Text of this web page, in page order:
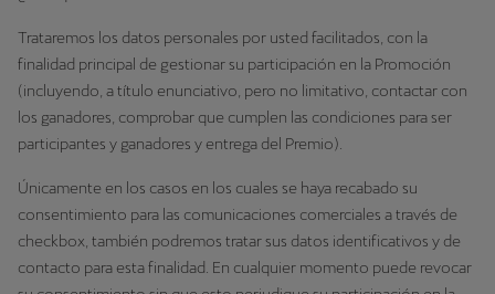
Trataremos los datos personales por usted facilitados, con la
finalidad principal de gestionar su participación en la Promoción
(incluyendo, a título enunciativo, pero no limitativo, contactar con
los ganadores, comprobar que cumplen las condiciones para ser
participantes y ganadores y entrega del Premio).
Únicamente en los casos en los cuales se haya recabado su
consentimiento para las comunicaciones comerciales a través de
checkbox, también podremos tratar sus datos identificativos y de
contacto para esta finalidad. En cualquier momento puede revocar